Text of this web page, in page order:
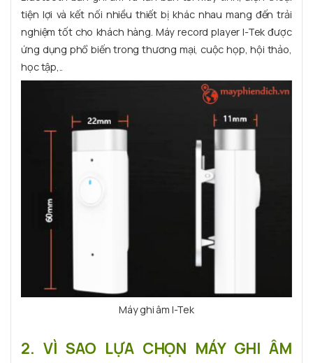
tiện lợi và kết nối nhiều thiết bị khác nhau mang đến trải
nghiệm tốt cho khách hàng. Máy record player I-Tek được
ứng dụng phổ biến trong thương mại, cuộc họp, hội thảo,
học tập,..
Máy ghi âm I-Tek
2. VÌ SAO LỰA CHỌN MÁY GHI ÂM